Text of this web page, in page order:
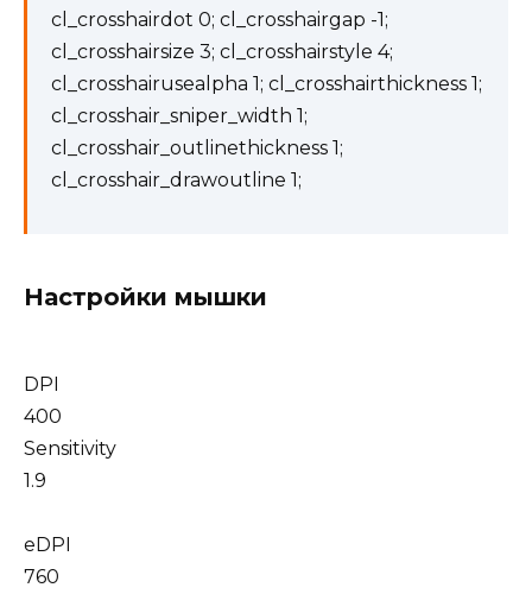
cl_crosshairdot 0; cl_crosshairgap -1;
cl_crosshairsize 3; cl_crosshairstyle 4;
cl_crosshairusealpha 1; cl_crosshairthickness 1;
cl_crosshair_sniper_width 1;
cl_crosshair_outlinethickness 1;
cl_crosshair_drawoutline 1;
Настройки мышки
DPI
400
Sensitivity
1.9
eDPI
760